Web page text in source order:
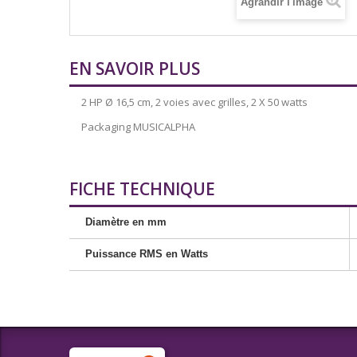
EN SAVOIR PLUS
2 HP Ø 16,5 cm, 2 voies avec grilles, 2 X 50 watts
Packaging MUSICALPHA
FICHE TECHNIQUE
Diamètre en mm
Puissance RMS en Watts